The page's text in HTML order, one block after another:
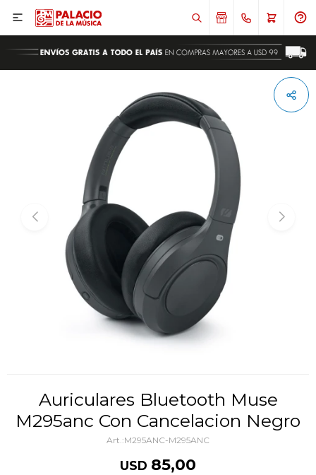

Auriculares Bluetooth Muse
M295anc Con Cancelacion Negro
M295ANC-M295ANC
USD 85,00